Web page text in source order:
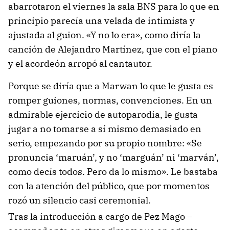
abarrotaron el viernes la sala BNS para lo que en
principio parecía una velada de intimista y
ajustada al guion. «Y no lo era», como diría la
canción de Alejandro Martínez, que con el piano
y el acordeón arropó al cantautor.
Porque se diría que a Marwan lo que le gusta es
romper guiones, normas, convenciones. En un
admirable ejercicio de autoparodia, le gusta
jugar a no tomarse a sí mismo demasiado en
serio, empezando por su propio nombre: «Se
pronuncia ‘maruán’, y no ‘marguán’ ni ‘marván’,
como decís todos. Pero da lo mismo». Le bastaba
con la atención del público, que por momentos
rozó un silencio casi ceremonial.
Tras la introducción a cargo de Pez Mago –